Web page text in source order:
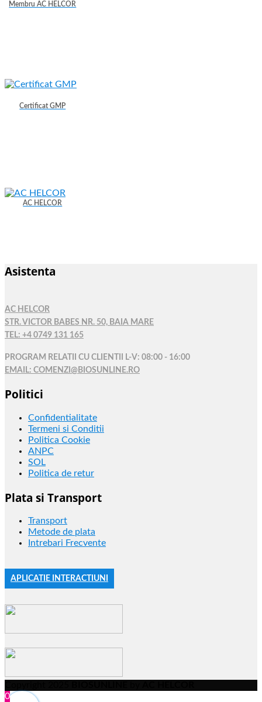
Membru AC HELCOR
Certificat GMP
AC HELCOR
Asistenta
AC HELCOR
STR. VICTOR BABES NR. 50, BAIA MARE
TEL: +4 0749 131 165
PROGRAM RELATII CU CLIENTII L-V: 08:00 - 16:00
EMAIL: COMENZI@BIOSUNLINE.RO
Politici
Confidentialitate
Termeni si Conditii
Politica Cookie
ANPC
SOL
Politica de retur
Plata si Transport
Transport
Metode de plata
Intrebari Frecvente
APLICATIE INTERACTIUNI
0